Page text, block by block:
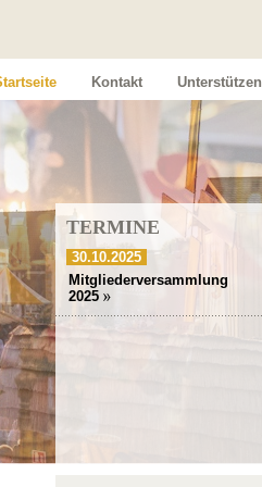
Kontakt Unterstützen
TERMINE
30.10.2025
Mitgliederversammlung
2025